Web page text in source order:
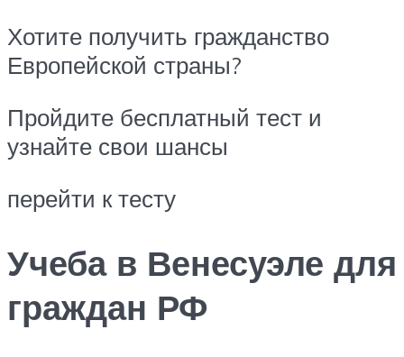
Хотите получить гражданство
Европейской страны?
Пройдите бесплатный тест и
узнайте свои шансы
перейти к тесту
Учеба в Венесуэле для
граждан РФ